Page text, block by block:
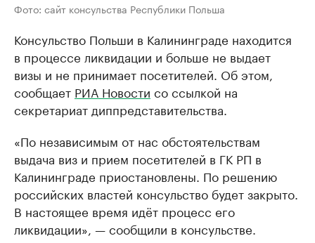
Фото: сайт консульства Республики Польша
Консульство Польши в Калининграде находится
в процессе ликвидации и больше не выдает
визы и не принимает посетителей. Об этом,
сообщает РИА Новости со ссылкой на
секретариат диппредставительства.
«По независимым от нас обстоятельствам
выдача виз и прием посетителей в ГК РП в
Калининграде приостановлены. По решению
российских властей консульство будет закрыто.
В настоящее время идёт процесс его
ликвидации», — сообщили в консульстве.